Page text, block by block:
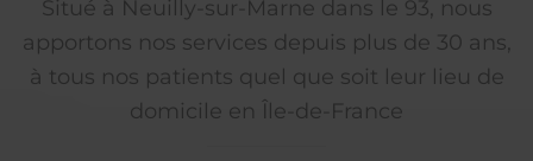
Situé à Neuilly-sur-Marne dans le 93, nous
apportons nos services depuis plus de 30 ans,
à tous nos patients quel que soit leur lieu de
domicile en Île-de-France